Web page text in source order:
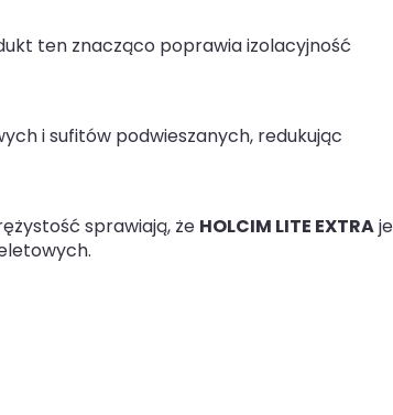
ten znacząco poprawia izolacyjność
i sufitów podwieszanych, redukując
sprawiają, że HOLCIM LITE EXTRA